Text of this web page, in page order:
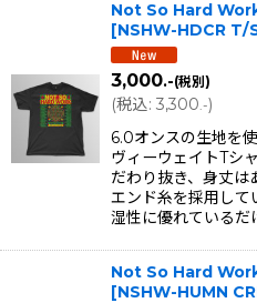
Not So Hard
[NSHW-HDCR T/
3,000.-(税別)
(税込: 3,300 .-)
6.0オンスの生地を
ヴィーウェイトTシ
だわり抜き、身丈は
エンド糸を採用して
湿性に優れているだ
Not So Hard
[NSHW-HUMN